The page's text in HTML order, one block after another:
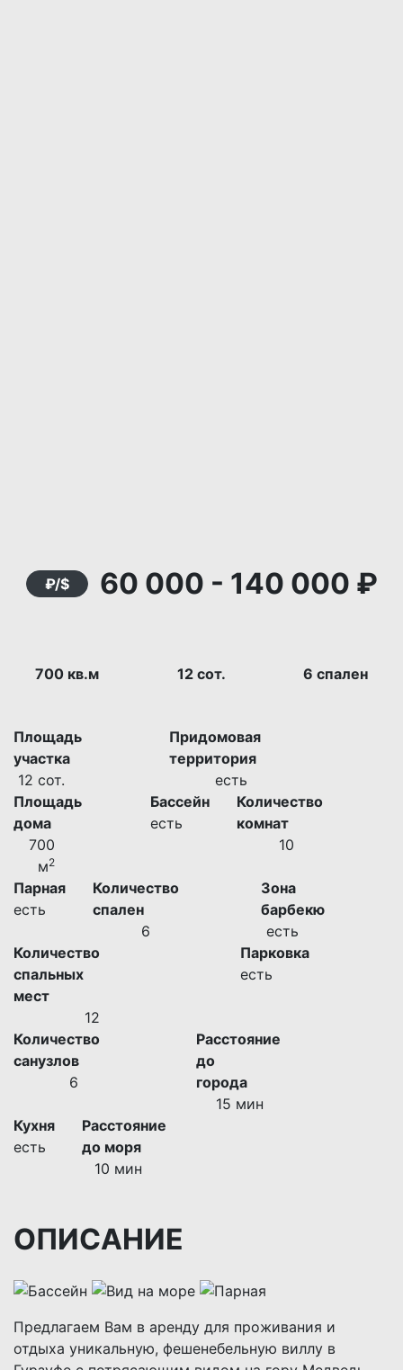
₽/$ 60 000 - 140 000 ₽
700 кв.м 12 сот. 6 спален
Площадь
участка
12 сот.
Придомовая
территория
есть
Площадь
дома
700
м2
Бассейн
есть
Количество
комнат
10
Парная
есть
Количество
спален
6
Зона
барбекю
есть
Количество
спальных
мест
12
Парковка
есть
Количество
санузлов
6
Расстояние
до
города
15 мин
Кухня
есть
Расстояние
до моря
10 мин
ОПИСАНИЕ
Предлагаем Вам в аренду для проживания и
отдыха уникальную, фешенебельную виллу в